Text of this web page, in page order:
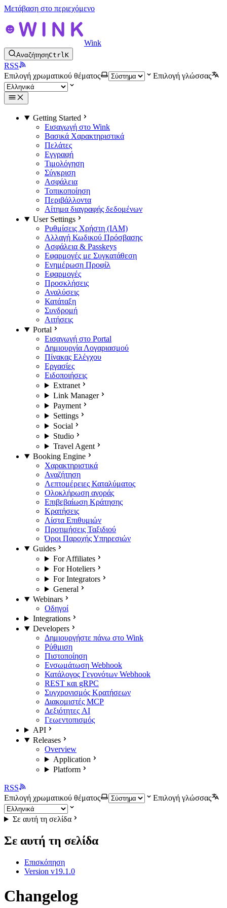
Μετάβαση στο περιεχόμενο
Wink
ΑναζήτησηCtrlK
RSS
Επιλογή χρωματικού θέματος
Επιλογή γλώσσας
Getting Started
Εισαγωγή στο Wink
Βασικά Χαρακτηριστικά
Πελάτες
Εγγραφή
Τιμολόγηση
Σύγκριση
Ασφάλεια
Τοπικοποίηση
Περιβάλλοντα
Αίτημα διαγραφής δεδομένων
User Settings
Ρυθμίσεις Χρήστη (IAM)
Αλλαγή Κωδικού Πρόσβασης
Ασφάλεια & Passkeys
Εφαρμογές με Συγκατάθεση
Ενημέρωση Προφίλ
Εφαρμογές
Προσκλήσεις
Αναλύσεις
Κατάταξη
Συνδρομή
Αιτήσεις
Portal
Εισαγωγή στο Portal
Δημιουργία Λογαριασμού
Πίνακας Ελέγχου
Εργασίες
Ειδοποιήσεις
Extranet
Link Manager
Payment
Settings
Social
Studio
Travel Agent
Booking Engine
Χαρακτηριστικά
Αναζήτηση
Λεπτομέρειες Καταλύματος
Ολοκλήρωση αγοράς
Επιβεβαίωση Κράτησης
Κρατήσεις
Λίστα Επιθυμιών
Προτιμήσεις Ταξιδιού
Όροι Παροχής Υπηρεσιών
Guides
For Affiliates
For Hoteliers
For Integrators
General
Webinars
Οδηγοί
Integrations
Developers
Δημιουργήστε πάνω στο Wink
Ρύθμιση
Πιστοποίηση
Ενσωμάτωση Webhook
Κατάλογος Γεγονότων Webhook
REST και gRPC
Συγχρονισμός Κρατήσεων
Διακομιστές MCP
Δεξιότητες AI
Γεωεντοπισμός
API
Releases
Overview
Application
Platform
RSS
Επιλογή χρωματικού θέματος
Επιλογή γλώσσας
Σε αυτή τη σελίδα
Σε αυτή τη σελίδα
Επισκόπηση
Version v19.1.0
Changelog